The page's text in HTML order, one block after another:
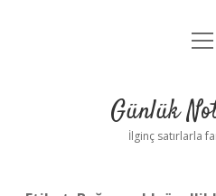
Yasal
Günlük
İlginç satırlarla